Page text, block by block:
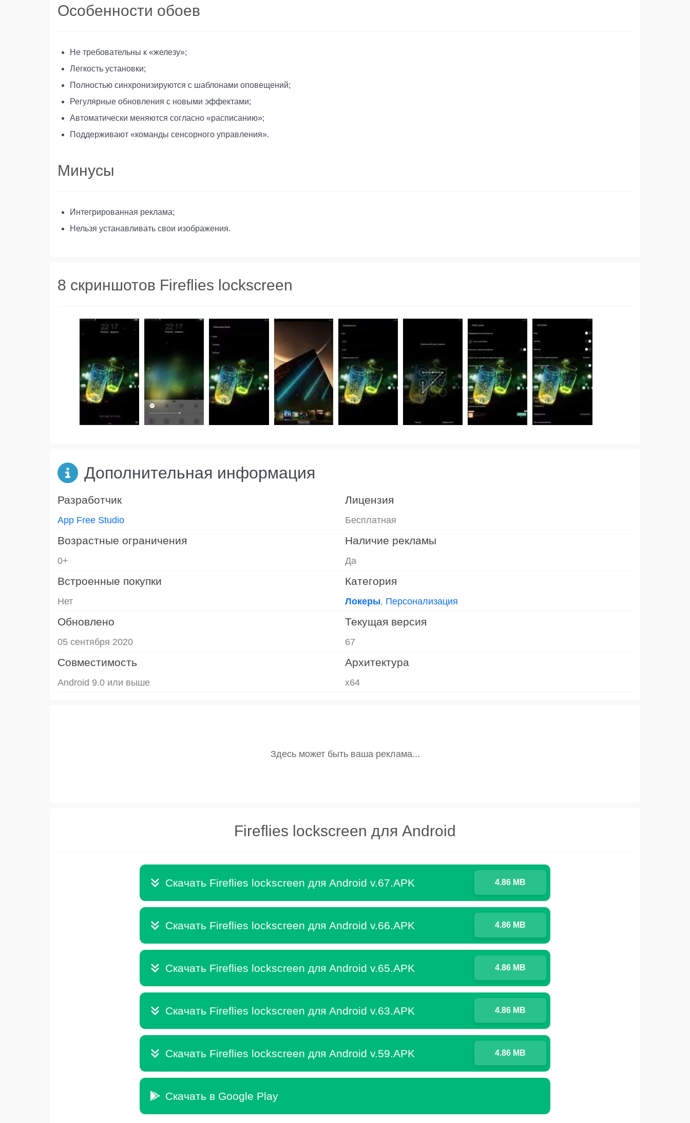
Особенности обоев
Не требовательны к «железу»;
Легкость установки;
Полностью синхронизируются с шаблонами оповещений;
Регулярные обновления с новыми эффектами;
Автоматически меняются согласно «расписанию»;
Поддерживают «команды сенсорного управления».
Минусы
Интегрированная реклама;
Нельзя устанавливать свои изображения.
8 скриншотов Fireflies lockscreen
Дополнительная информация
Разработчик
App Free Studio
Лицензия
Бесплатная
Возрастные ограничения
0+
Наличие рекламы
Да
Встроенные покупки
Нет
Категория
Локеры, Персонализация
Обновлено
05 сентября 2020
Текущая версия
67
Совместимость
Android 9.0 или выше
Архитектура
x64
Fireflies lockscreen для Android
Скачать Fireflies lockscreen для Android v.67.APK 4.86 MB
Скачать Fireflies lockscreen для Android v.66.APK 4.86 MB
Скачать Fireflies lockscreen для Android v.65.APK 4.86 MB
Скачать Fireflies lockscreen для Android v.63.APK 4.86 MB
Скачать Fireflies lockscreen для Android v.59.APK 4.86 MB
Скачать в Google Play